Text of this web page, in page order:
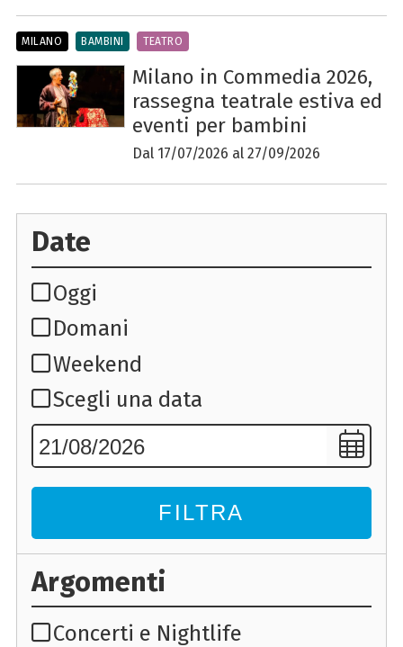
Milano in Commedia 2026,
rassegna teatrale estiva ed
eventi per bambini
Dal 17/07/2026 al 27/09/2026
MILANO BAMBINI TEATRO
Date
Oggi
Domani
Weekend
Scegli una data
FILTRA
Argomenti
Concerti e Nightlife